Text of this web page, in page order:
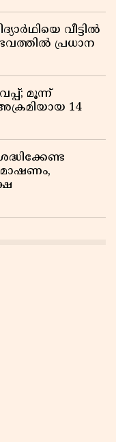
വീട്ടിൽ
പ്രധാന
മൂന്ന്
14
മോഷണം,